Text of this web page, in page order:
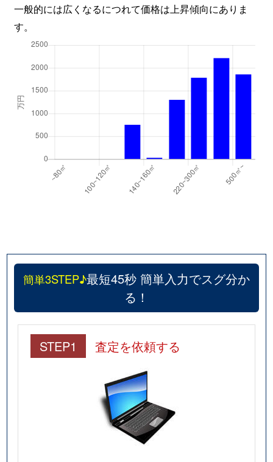
一般的には広くなるにつれて価格は上昇傾向にありま
す。
簡単3STEP♪最短45秒 簡単入力でスグ分か
る！
STEP1 査定を依頼する